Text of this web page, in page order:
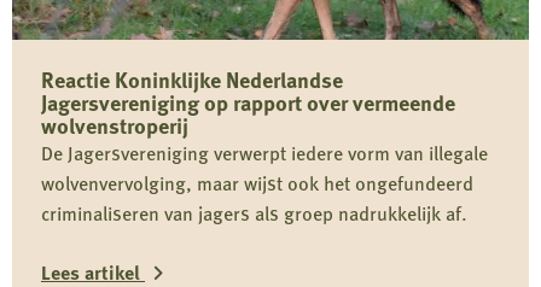
Reactie Koninklijke Nederlandse
Jagersvereniging op rapport over vermeende
wolvenstroperij
De Jagersvereniging verwerpt iedere vorm van illegale
wolvenvervolging, maar wijst ook het ongefundeerd
criminaliseren van jagers als groep nadrukkelijk af.
Lees artikel